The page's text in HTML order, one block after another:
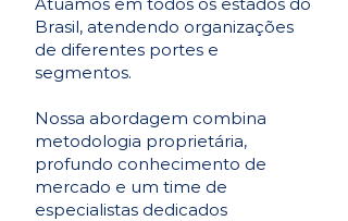
Brasil, atendendo organizações
de diferentes portes e
segmentos.
Nossa abordagem combina
metodologia proprietária,
profundo conhecimento de
mercado e um time de
especialistas dedicados